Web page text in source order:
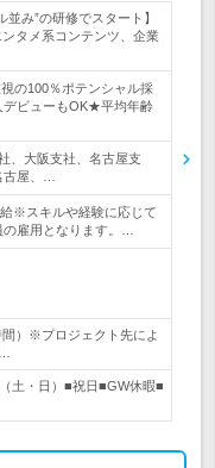
並み”の研修でスタート】
タメ系コンテンツ、企業
の100％ポテンシャル採
ビューもOK★平均年齢
、大阪支社、名古屋支
屋、…
※スキルや経験に応じて
雇用となります。…
）※プロジェクト先によ
土・日）■祝日■GW休暇■